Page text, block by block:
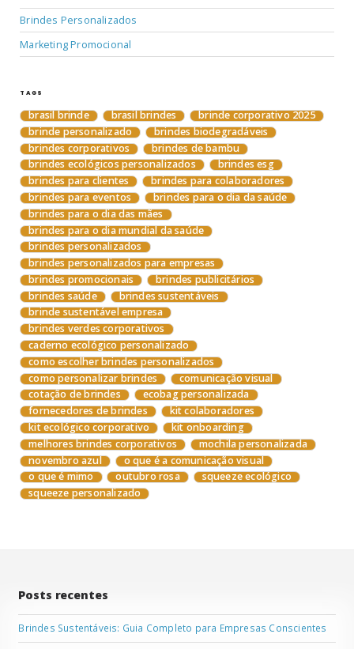
Brindes Personalizados
Marketing Promocional
TAGS
brasil brinde brasil brindes
brinde corporativo 2025
brinde personalizado
brindes biodegradáveis
brindes corporativos
brindes de bambu
brindes ecológicos personalizados
brindes esg
brindes para clientes
brindes para colaboradores
brindes para eventos
brindes para o dia da saúde
brindes para o dia das mães
brindes para o dia mundial da saúde
brindes personalizados
brindes personalizados para empresas
brindes promocionais
brindes publicitários
brindes saúde
brindes sustentáveis
brinde sustentável empresa
brindes verdes corporativos
caderno ecológico personalizado
como escolher brindes personalizados
como personalizar brindes
comunicação visual
cotação de brindes
ecobag personalizada
fornecedores de brindes
kit colaboradores
kit ecológico corporativo
kit onboarding
melhores brindes corporativos
mochila personalizada
novembro azul
o que é a comunicação visual
o que é mimo
outubro rosa
squeeze ecológico
squeeze personalizado
Posts recentes
Brindes Sustentáveis: Guia Completo para Empresas Conscientes